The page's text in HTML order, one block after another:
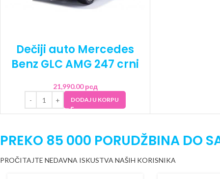
Dečiji auto Mercedes
Benz GLC AMG 247 crni
21,990.00рсд
DODAJ U KORPU
PREKO 85 000 PORUDŽBINA DO
PROČITAJTE NEDAVNA ISKUSTVA NAŠIH KORISNIKA